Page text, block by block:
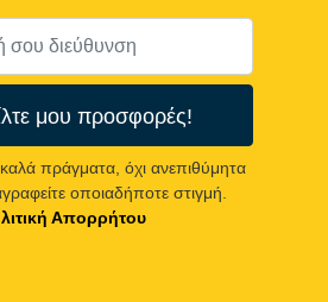
μου προσφορές!
πράγματα, όχι ανεπιθύμητα
οποιαδήποτε στιγμή.
Απορρήτου